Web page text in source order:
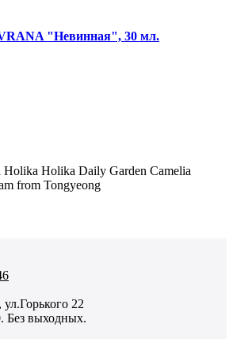
"Невинная", 30 мл.
Holika Daily Garden Camelia
from Tongyeong
22
Без выходных.